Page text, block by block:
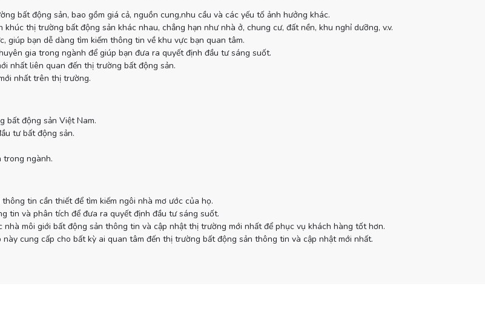
bất động sản, bao gồm giá cả, nguồn cung,nhu cầu và các yếu tố ảnh hưởng khác.
thị trường bất động sản khác nhau, chẳng hạn như nhà ở, chung cư, đất nền, khu nghỉ dưỡng, v.v.
bạn dễ dàng tìm kiếm thông tin về khu vực bạn quan tâm.
gia trong ngành để giúp bạn đưa ra quyết định đầu tư sáng suốt.
nhất liên quan đến thị trường bất động sản.
nhất trên thị trường.
bất động sản Việt Nam.
tư bất động sản.
trong ngành.
tin cần thiết để tìm kiếm ngôi nhà mơ ước của họ.
tin và phân tích để đưa ra quyết định đầu tư sáng suốt.
môi giới bất động sản thông tin và cập nhật thị trường mới nhất để phục vụ khách hàng tốt hơn.
cung cấp cho bất kỳ ai quan tâm đến thị trường bất động sản thông tin và cập nhật mới nhất.